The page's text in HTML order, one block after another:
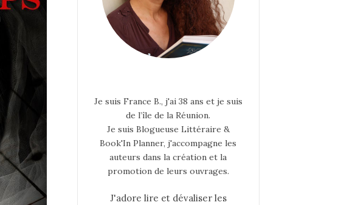
Je suis France B., j'ai 38 ans et je suis
de l’île de la Réunion.
Je suis Blogueuse Littéraire &
Book'In Planner, j'accompagne les
auteurs dans la création et la
promotion de leurs ouvrages.
J'adore lire et dévaliser les